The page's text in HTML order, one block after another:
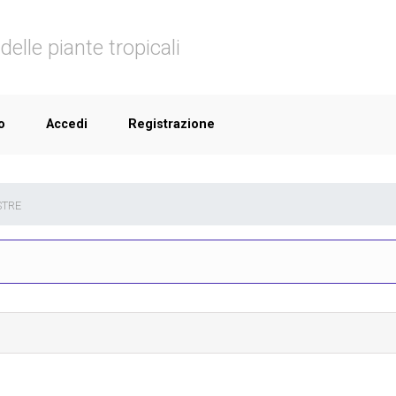
piante tropicali
Accedi Registrazione